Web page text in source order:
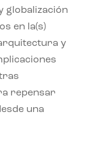
globalización
en la(s)
y
repensar
una